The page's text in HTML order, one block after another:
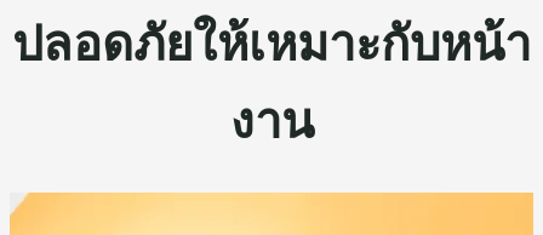
ปลอดภัยให้เหมาะกับหน้า
งาน